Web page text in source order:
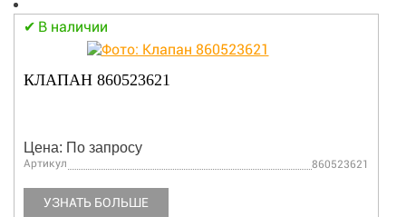
В наличии
КЛАПАН 860523621
Цена: По запросу
Артикул 860523621
УЗНАТЬ БОЛЬШЕ